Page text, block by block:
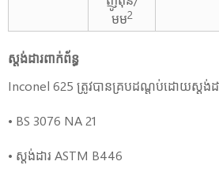
មម2
ស្តង់ដារពាក់ព័ន្ធ
Inconel 625 ត្រូវបានគ្របដណ្តប់ដោយស្តង់ដ
• BS 3076 NA 21
• ស្តង់ដារ ASTM B446